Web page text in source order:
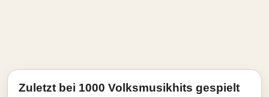
Zuletzt bei 1000 Volksmusikhits gespielt